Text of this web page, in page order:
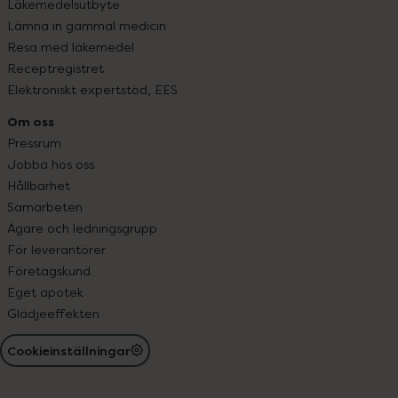
Läkemedelsutbyte
Lämna in gammal medicin
Resa med läkemedel
Receptregistret
Elektroniskt expertstöd, EES
Om oss
Pressrum
Jobba hos oss
Hållbarhet
Samarbeten
Ägare och ledningsgrupp
För leverantörer
Företagskund
Eget apotek
Glädjeeffekten
Cookieinställningar